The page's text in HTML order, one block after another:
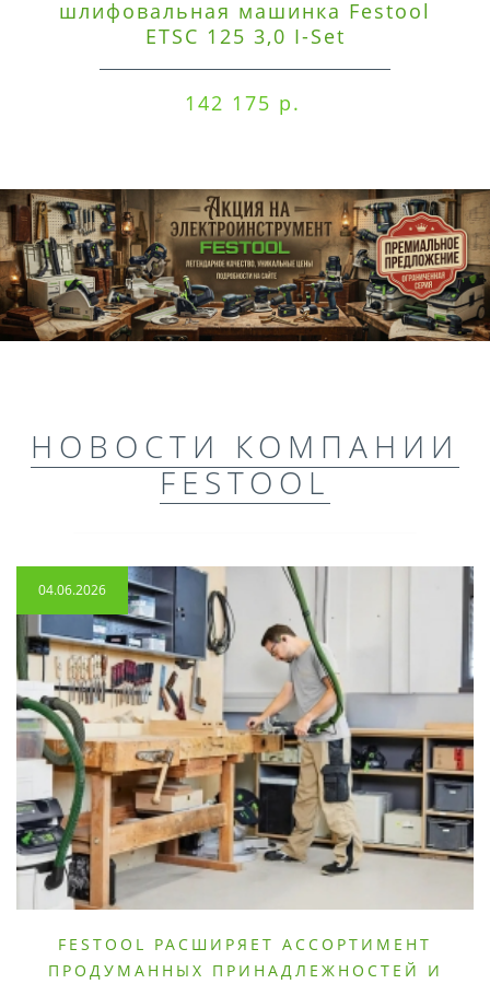
шлифовальная машинка Festool
ETSC 125 3,0 I-Set
142 175 р.
НОВОСТИ КОМПАНИИ
FESTOOL
04.06.2026
FESTOOL РАСШИРЯЕТ АССОРТИМЕНТ
ПРОДУМАННЫХ ПРИНАДЛЕЖНОСТЕЙ И